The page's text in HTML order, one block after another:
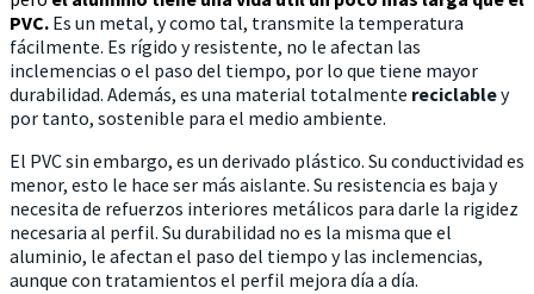
PVC. Es un metal, y como tal, transmite la temperatura
fácilmente. Es rígido y resistente, no le afectan las
inclemencias o el paso del tiempo, por lo que tiene mayor
durabilidad. Además, es una material totalmente reciclabley
por tanto, sostenible para el medio ambiente.
El PVC sin embargo, es un derivado plástico. Su conductividad es
menor, esto le hace ser más aislante. Su resistencia es baja y
necesita de refuerzos interiores metálicos para darle la rigidez
necesaria al perfil. Su durabilidad no es la misma que el
aluminio, le afectan el paso del tiempo y las inclemencias,
aunque con tratamientos el perfil mejora día a día.